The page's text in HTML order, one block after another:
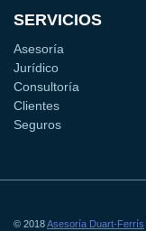
SERVICIOS
Asesoría
Jurídico
Consultoría
Clientes
Seguros
© 2018Asesoría Duart-Ferrís